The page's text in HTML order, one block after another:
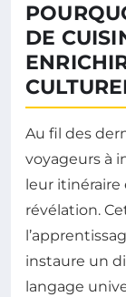
DE
Au fil des
voyageurs à
leur
révélation.
instaure un
langage